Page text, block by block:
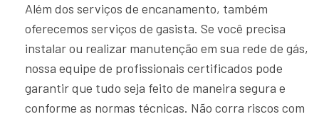
Além dos serviços de encanamento, também
oferecemos serviços de gasista. Se você precisa
instalar ou realizar manutenção em sua rede de gás,
nossa equipe de profissionais certificados pode
garantir que tudo seja feito de maneira segura e
conforme as normas técnicas. Não corra riscos com